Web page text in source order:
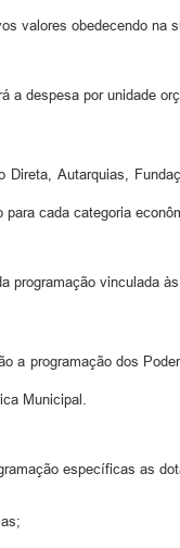
valores obedecendo na
despesa por unidade
Autarquias,
cada categoria
vinculada
a programação dos
Municipal.
específicas as